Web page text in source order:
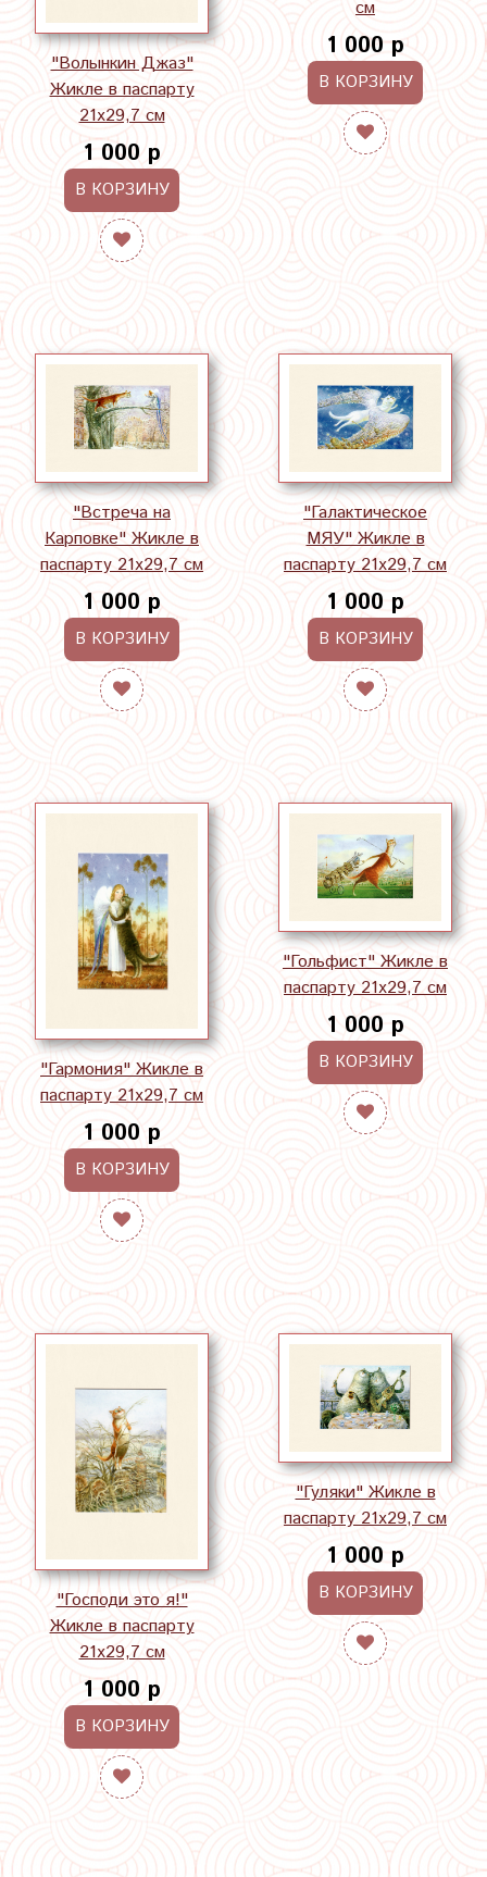
"Волынкин Джаз"
Жикле в паспарту
21х29,7 см
1 000 р
В КОРЗИНУ
см
1 000 р
В КОРЗИНУ
"Встреча на
Карповке" Жикле в
паспарту 21х29,7 см
1 000 р
В КОРЗИНУ
"Галактическое
МЯУ" Жикле в
паспарту 21х29,7 см
1 000 р
В КОРЗИНУ
"Гармония" Жикле в
паспарту 21х29,7 см
1 000 р
В КОРЗИНУ
"Гольфист" Жикле в
паспарту 21х29,7 см
1 000 р
В КОРЗИНУ
"Господи это я!"
Жикле в паспарту
21х29,7 см
1 000 р
В КОРЗИНУ
"Гуляки" Жикле в
паспарту 21х29,7 см
1 000 р
В КОРЗИНУ